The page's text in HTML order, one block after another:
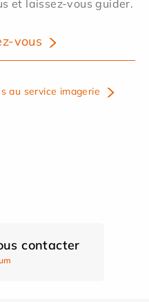
et laissez-vous guider.
vous
au service imagerie
contacter